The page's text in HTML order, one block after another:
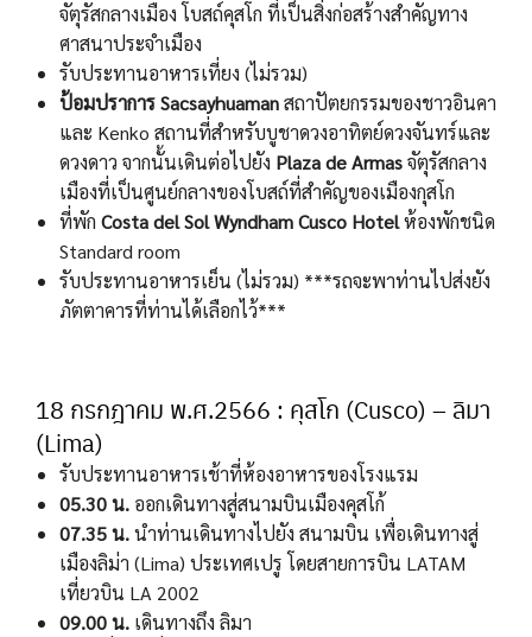
จัตุรัสกลางเมือง โบสถ์คุสโก ที่เป็นสิ่งก่อสร้างสำคัญทาง
ศาสนาประจำเมือง
รับประทานอาหารเที่ยง (ไม่รวม)
ป้อมปราการSacsayhuamanสถาปัตยกรรมของชาวอินคา
และ Kenko สถานที่สำหรับบูชาดวงอาทิตย์ดวงจันทร์และ
ดวงดาว จากนั้นเดินต่อไปยัง Plaza deArmasจัตุรัสกลาง
เมืองที่เป็นศูนย์กลางของโบสถ์ที่สำคัญของเมืองกุสโก
ที่พัก Costa del Sol Wyndham Cusco Hotelห้องพักชนิด
Standard room
รับประทานอาหารเย็น (ไม่รวม) ***รถจะพาท่านไปส่งยัง
ภัตตาคารที่ท่านได้เลือกไว้***
18 กรกฎาคม พ.ศ.2566 : คุสโก (Cusco) – ลิมา
(Lima)
รับประทานอาหารเช้าที่ห้องอาหารของโรงแรม
05.30 น. ออกเดินทางสู่สนามบินเมืองคุสโก้
07.35 น.นำท่านเดินทางไปยัง สนามบิน เพื่อเดินทางสู่
เมืองลิม่า (Lima) ประเทศเปรู โดยสายการบิน LATAM
เที่ยวบิน LA 2002
09.00 น. เดินทางถึง ลิมา